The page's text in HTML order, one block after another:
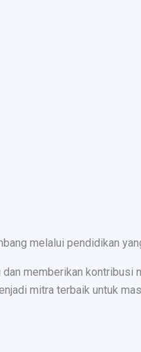
melalui pendidikan
memberikan kontribusi
mitra terbaik untuk